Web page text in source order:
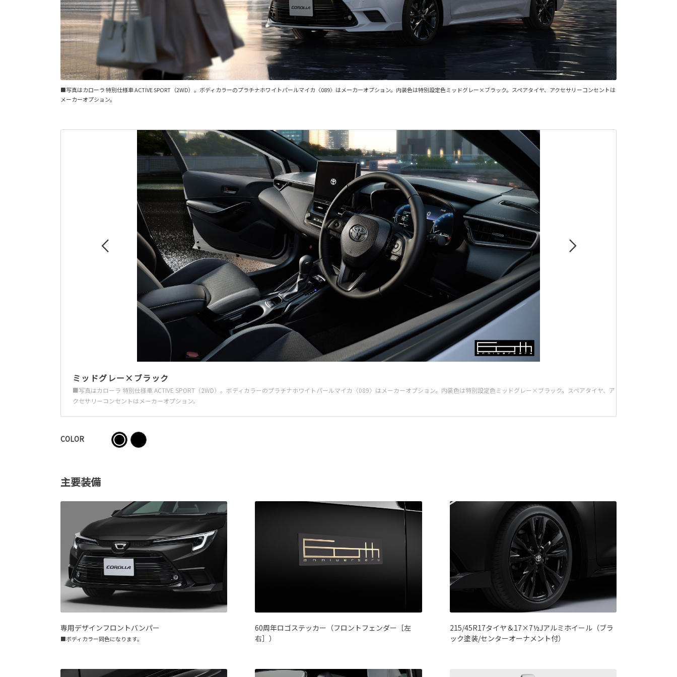
■写真はカローラ 特別仕様車 ACTIVE SPORT（2WD）。ボディカラーのプラチナホワイトパールマイカ〈089〉はメーカーオプション。内装色は特別設定色ミッドグレー×ブラック。スペアタイヤ、アクセサリーコンセントは
メーカーオプション。
ミッドグレー×ブラック
■写真はカローラ 特別仕様車 ACTIVE SPORT（2WD）。ボディカラーのプラチナホワイトパールマイカ〈089〉はメーカーオプション。内装色は特別設定色ミッドグレー×ブラック。スペアタイヤ、ア
クセサリーコンセントはメーカーオプション。
COLOR
主要装備
専用デザインフロントバンパー
■ボディカラー同色になります。
60周年ロゴステッカー（フロントフェンダー［左
右］）
215/45R17タイヤ＆17×7½Jアルミホイール（ブラ
ック塗装/センターオーナメント付）